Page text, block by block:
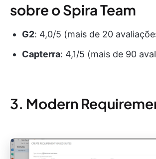
sobre o Spira Team
G2: 4,0/5 (mais de 20
Capterra: 4,1/5 (mais de 90
3. Modern